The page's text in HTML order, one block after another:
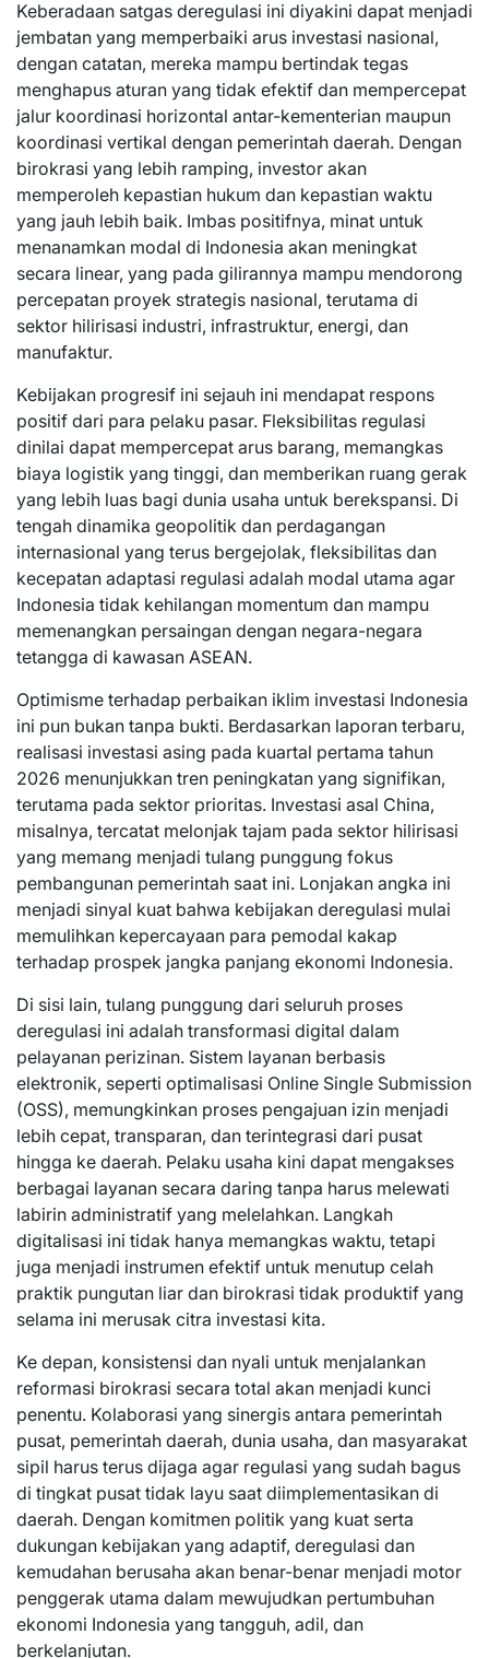
Keberadaan satgas deregulasi ini diyakini dapat menjadi
jembatan yang memperbaiki arus investasi nasional,
dengan catatan, mereka mampu bertindak tegas
menghapus aturan yang tidak efektif dan mempercepat
jalur koordinasi horizontal antar-kementerian maupun
koordinasi vertikal dengan pemerintah daerah. Dengan
birokrasi yang lebih ramping, investor akan
memperoleh kepastian hukum dan kepastian waktu
yang jauh lebih baik. Imbas positifnya, minat untuk
menanamkan modal di Indonesia akan meningkat
secara linear, yang pada gilirannya mampu mendorong
percepatan proyek strategis nasional, terutama di
sektor hilirisasi industri, infrastruktur, energi, dan
manufaktur.
Kebijakan progresif ini sejauh ini mendapat respons
positif dari para pelaku pasar. Fleksibilitas regulasi
dinilai dapat mempercepat arus barang, memangkas
biaya logistik yang tinggi, dan memberikan ruang gerak
yang lebih luas bagi dunia usaha untuk berekspansi. Di
tengah dinamika geopolitik dan perdagangan
internasional yang terus bergejolak, fleksibilitas dan
kecepatan adaptasi regulasi adalah modal utama agar
Indonesia tidak kehilangan momentum dan mampu
memenangkan persaingan dengan negara-negara
tetangga di kawasan ASEAN.
Optimisme terhadap perbaikan iklim investasi Indonesia
ini pun bukan tanpa bukti. Berdasarkan laporan terbaru,
realisasi investasi asing pada kuartal pertama tahun
2026 menunjukkan tren peningkatan yang signifikan,
terutama pada sektor prioritas. Investasi asal China,
misalnya, tercatat melonjak tajam pada sektor hilirisasi
yang memang menjadi tulang punggung fokus
pembangunan pemerintah saat ini. Lonjakan angka ini
menjadi sinyal kuat bahwa kebijakan deregulasi mulai
memulihkan kepercayaan para pemodal kakap
terhadap prospek jangka panjang ekonomi Indonesia.
Di sisi lain, tulang punggung dari seluruh proses
deregulasi ini adalah transformasi digital dalam
pelayanan perizinan. Sistem layanan berbasis
elektronik, seperti optimalisasi Online Single Submission
(OSS), memungkinkan proses pengajuan izin menjadi
lebih cepat, transparan, dan terintegrasi dari pusat
hingga ke daerah. Pelaku usaha kini dapat mengakses
berbagai layanan secara daring tanpa harus melewati
labirin administratif yang melelahkan. Langkah
digitalisasi ini tidak hanya memangkas waktu, tetapi
juga menjadi instrumen efektif untuk menutup celah
praktik pungutan liar dan birokrasi tidak produktif yang
selama ini merusak citra investasi kita.
Ke depan, konsistensi dan nyali untuk menjalankan
reformasi birokrasi secara total akan menjadi kunci
penentu. Kolaborasi yang sinergis antara pemerintah
pusat, pemerintah daerah, dunia usaha, dan masyarakat
sipil harus terus dijaga agar regulasi yang sudah bagus
di tingkat pusat tidak layu saat diimplementasikan di
daerah. Dengan komitmen politik yang kuat serta
dukungan kebijakan yang adaptif, deregulasi dan
kemudahan berusaha akan benar-benar menjadi motor
penggerak utama dalam mewujudkan pertumbuhan
ekonomi Indonesia yang tangguh, adil, dan
berkelanjutan.